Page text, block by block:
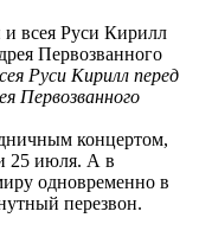
Руси Кирилл перед
Первозванного
концертом,
25 июля. А в
одновременно в
перезвон.